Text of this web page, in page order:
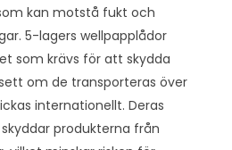
kan motstå fukt och
5-lagers wellpapplådor
som krävs för att skydda
om de transporteras över
internationellt. Deras
produkterna från